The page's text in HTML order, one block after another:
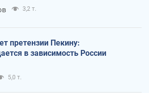
3,2 т.
претензии Пекину:
в зависимость России
5,0 т.